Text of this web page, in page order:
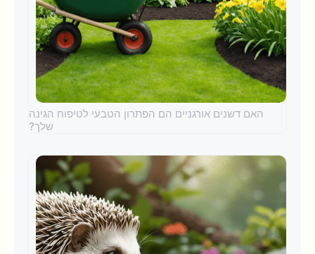
האם דשנים אורגניים הם הפתרון הטבעי לטיפוח הגינה
שלך?